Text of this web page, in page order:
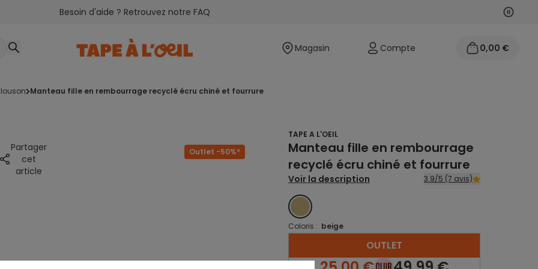
Besoin d'aide ? Retrouvez notre FAQ
Magasin Compte 0,00 €
blouson manteau fille en rembourrage recyclé écru chiné et fourrure
Partager
cet
article
Outlet -50%*
TAPE A L'OEIL
Manteau fille en rembourrage
recyclé écru chiné et fourrure
Voir la description 3.9/5 (7 avis)
BEIGE
Coloris : beige
OUTLET